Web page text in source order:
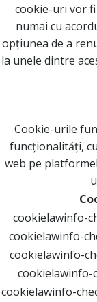
cookie-uri vor
numai cu
opțiunea de a
la unele dintre
Cookie-urile
funcționalități,
web pe
cookielawinfo-
cookielawinfo-
cookielawinfo-
cookielawinfo-
cookielawinfo-